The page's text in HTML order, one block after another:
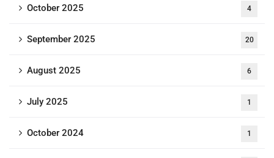
October 2025 4
September 2025 20
August 2025 6
July 2025 1
October 2024 1